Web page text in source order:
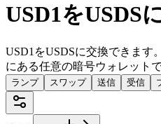
USD1をUSDS
USD1をUSDSに交換できます
にある任意の暗号ウォレット
ランプ スワップ 送信 受信